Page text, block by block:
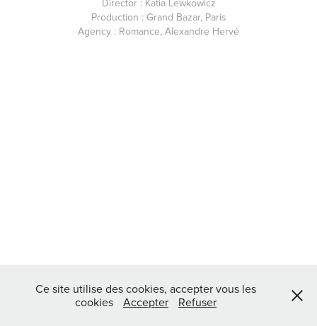
Director : Katia Lewkowicz
Production : Grand Bazar, Paris
Agency : Romance, Alexandre Hervé
Ce site utilise des cookies, accepter vous les
cookies
Accepter Refuser